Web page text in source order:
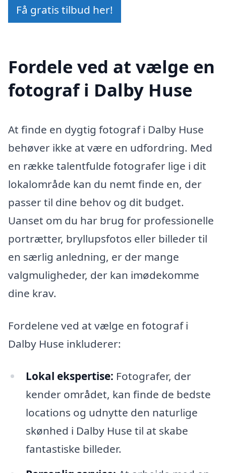
Få gratis tilbud her!
Fordele ved at vælge en
fotograf i Dalby Huse
At finde en dygtig fotograf i Dalby Huse
behøver ikke at være en udfordring. Med
en række talentfulde fotografer lige i dit
lokalområde kan du nemt finde en, der
passer til dine behov og dit budget.
Uanset om du har brug for professionelle
portrætter, bryllupsfotos eller billeder til
en særlig anledning, er der mange
valgmuligheder, der kan imødekomme
dine krav.
Fordelene ved at vælge en fotograf i
Dalby Huse inkluderer:
Lokal ekspertise: Fotografer, der
kender området, kan finde de bedste
locations og udnytte den naturlige
skønhed i Dalby Huse til at skabe
fantastiske billeder.